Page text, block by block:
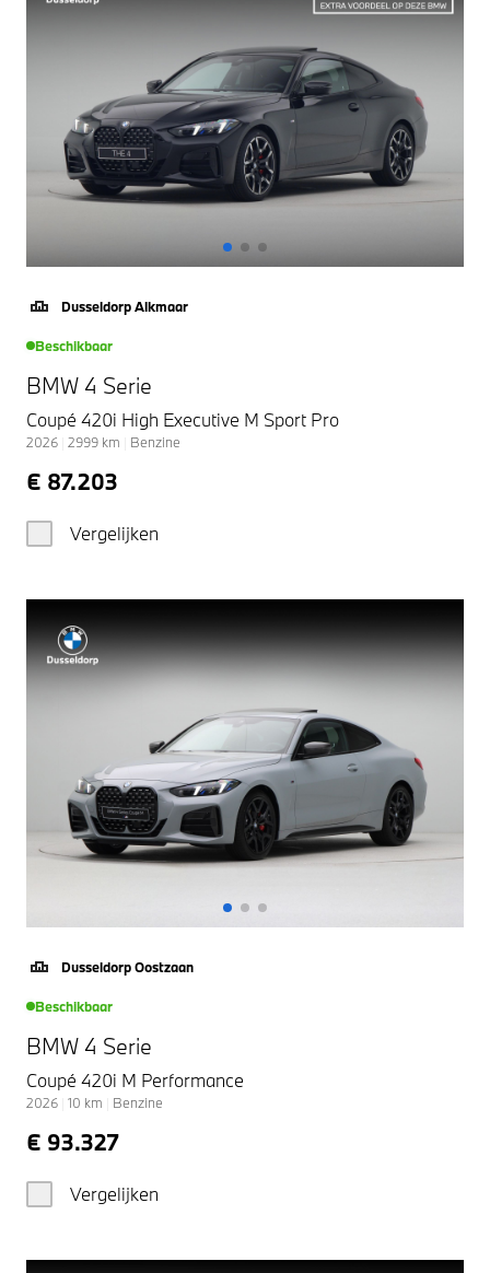
Dusseldorp Alkmaar
Beschikbaar
BMW 4 Serie
Coupé 420i High Executive M Sport Pro
2026 2999 km Benzine
€ 87.203
Vergelijken
Dusseldorp Oostzaan
Beschikbaar
BMW 4 Serie
Coupé 420i M Performance
2026 10 km Benzine
€ 93.327
Vergelijken